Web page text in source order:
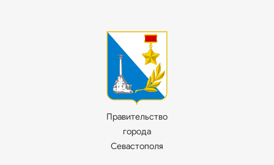
Правительство
города
Севастополя